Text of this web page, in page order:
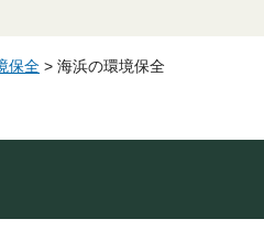
保全 > 海浜の環境保全